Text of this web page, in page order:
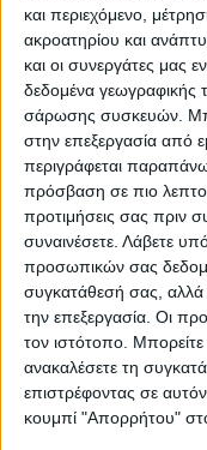
και περιεχόμενο,
ακροατηρίου και
και οι συνεργάτες μας
δεδομένα γεωγραφικής
σάρωσης συσκευών.
στην επεξεργασία από
περιγράφεται
πρόσβαση σε πιο
προτιμήσεις σας πριν
συναινέσετε. Λάβετε
προσωπικών σας
συγκατάθεσή σας, αλλά
την επεξεργασία. Οι
τον ιστότοπο. Μπορείτε
ανακαλέσετε τη
επιστρέφοντας σε
κουμπί "Απορρήτου"
Tag:
Μάρκα:Megapap
Περιγραφή
Τραπεζάκι σαλονιού
λευκό – καρυδί